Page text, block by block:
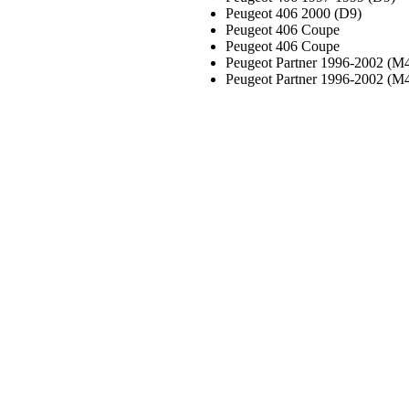
Peugeot 406 2000 (D9)
Peugeot 406 Coupe
Peugeot 406 Coupe
Peugeot Partner 1996-2002
Peugeot Partner 1996-2002